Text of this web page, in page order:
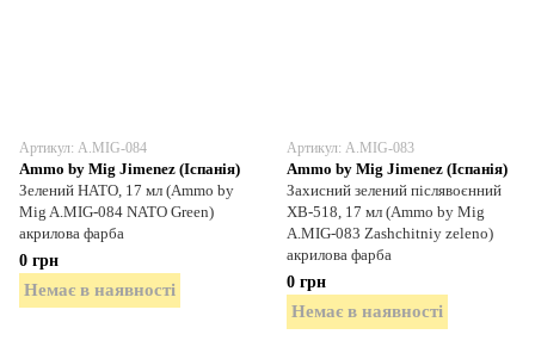
Артикул: A.MIG-084
Ammo by Mig Jimenez (Іспанія)
Зелений НАТО, 17 мл (Ammo by
Mig A.MIG-084 NATO Green)
акрилова фарба
0 грн
Немає в наявності
Артикул: A.MIG-083
Ammo by Mig Jimenez (Іспанія)
Захисний зелений післявоєнний
XB-518, 17 мл (Ammo by Mig
A.MIG-083 Zashchitniy zeleno)
акрилова фарба
0 грн
Немає в наявності